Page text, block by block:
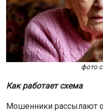
фото
Как работает схема
Мошенники рассылают